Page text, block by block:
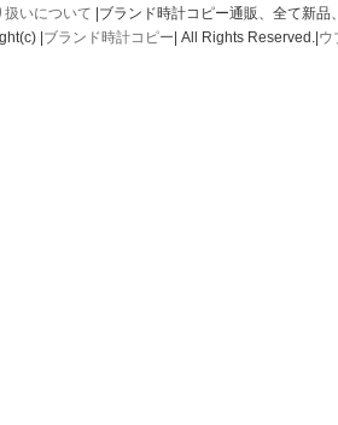
いについて |ブランド時計コピー通販、全て新
| ブランド時計コピー | All Rights Reserved.| ウ